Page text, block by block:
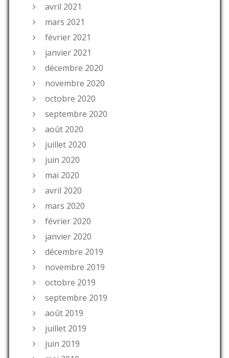
avril 2021
mars 2021
février 2021
janvier 2021
décembre 2020
novembre 2020
octobre 2020
septembre 2020
août 2020
juillet 2020
juin 2020
mai 2020
avril 2020
mars 2020
février 2020
janvier 2020
décembre 2019
novembre 2019
octobre 2019
septembre 2019
août 2019
juillet 2019
juin 2019